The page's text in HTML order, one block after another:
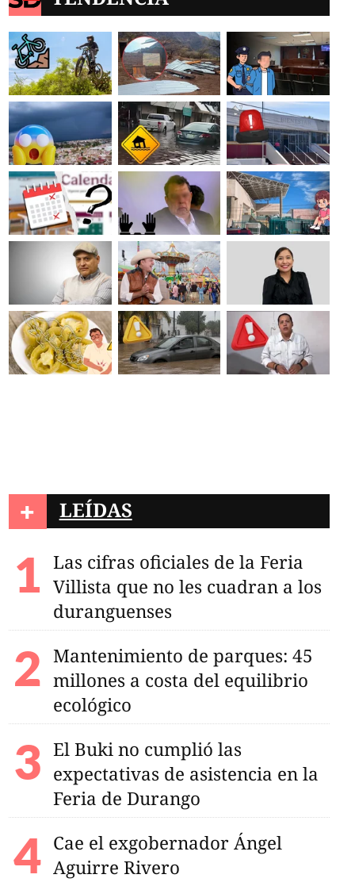
+ LEÍDAS
Las cifras oficiales de la Feria
Villista que no les cuadran a los
duranguenses
Mantenimiento de parques: 45
millones a costa del equilibrio
ecológico
El Buki no cumplió las
expectativas de asistencia en la
Feria de Durango
Cae el exgobernador Ángel
Aguirre Rivero